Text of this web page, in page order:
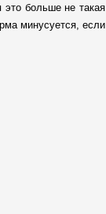
это больше не такая
минусуется, если